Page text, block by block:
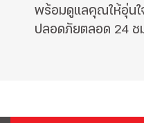
พร้อมดูแลคุณให้อุ่นใ
ปลอดภัยตลอด 24 ช